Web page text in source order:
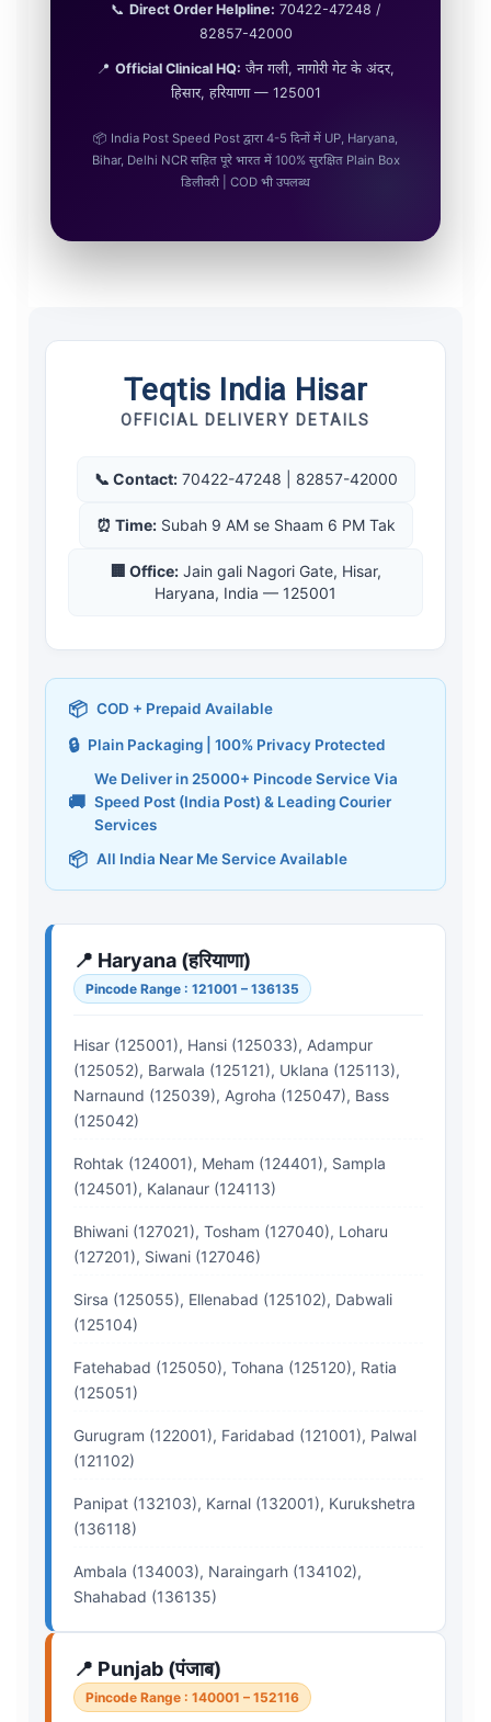
📞 Direct Order Helpline: 70422-47248 /
82857-42000
📍 Official Clinical HQ: जैन गली, नागोरी गेट के अंदर,
हिसार, हरियाणा — 125001
📦 India Post Speed Post द्वारा 4-5 दिनों में UP, Haryana,
Bihar, Delhi NCR सहित पूरे भारत में 100% सुरक्षित Plain Box
डिलीवरी | COD भी उपलब्ध
Teqtis India Hisar
OFFICIAL DELIVERY DETAILS
📞 Contact:70422-47248 | 82857-42000
⏰ Time:Subah 9 AM se Shaam 6 PM Tak
🏢 Office:Jain gali Nagori Gate, Hisar,
Haryana, India — 125001
📦 COD + Prepaid Available
🔒 Plain Packaging | 100% Privacy Protected
🚚
We Deliver in 25000+ Pincode Service Via
Speed Post (India Post) & Leading Courier
Services
📦 All India Near Me Service Available
📍 Haryana (हरियाणा)
Pincode Range : 121001 – 136135
Hisar (125001), Hansi (125033), Adampur
(125052), Barwala (125121), Uklana (125113),
Narnaund (125039), Agroha (125047), Bass
(125042)
Rohtak (124001), Meham (124401), Sampla
(124501), Kalanaur (124113)
Bhiwani (127021), Tosham (127040), Loharu
(127201), Siwani (127046)
Sirsa (125055), Ellenabad (125102), Dabwali
(125104)
Fatehabad (125050), Tohana (125120), Ratia
(125051)
Gurugram (122001), Faridabad (121001), Palwal
(121102)
Panipat (132103), Karnal (132001), Kurukshetra
(136118)
Ambala (134003), Naraingarh (134102),
Shahabad (136135)
📍 Punjab (पंजाब)
Pincode Range : 140001 – 152116